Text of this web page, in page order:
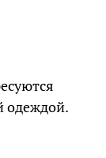
одеждой.